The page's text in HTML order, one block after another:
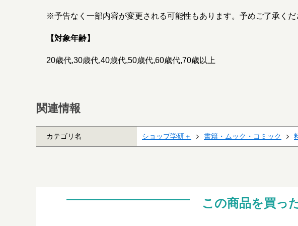
※予告なく一部内容が変更される可能性もあります。予めご了承くだ
【対象年齢】
20歳代,30歳代,40歳代,50歳代,60歳代,70歳以上
関連情報
カテゴリ名 ショップ学研＋ 書籍・ムック・コミック
この商品を買っ